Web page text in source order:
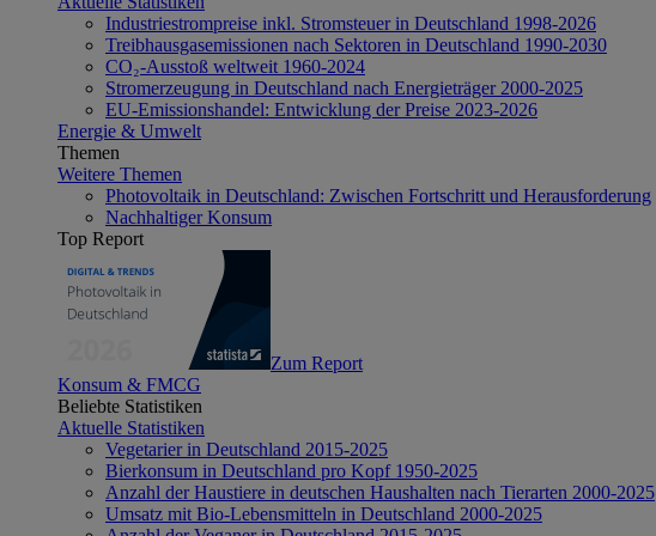
Industriestrompreise inkl. Stromsteuer in Deutschland 1998-2026
Treibhausgasemissionen nach Sektoren in Deutschland 1990-2030
CO₂-Ausstoß weltweit 1960-2024
Stromerzeugung in Deutschland nach Energieträger 2000-2025
EU-Emissionshandel: Entwicklung der Preise 2023-2026
Energie & Umwelt
Themen
Weitere Themen
Photovoltaik in Deutschland: Zwischen Fortschritt und Herausforderung
Nachhaltiger Konsum
Top Report
Zum Report
Konsum & FMCG
Beliebte Statistiken
Aktuelle Statistiken
Vegetarier in Deutschland 2015-2025
Bierkonsum in Deutschland pro Kopf 1950-2025
Anzahl der Haustiere in deutschen Haushalten nach Tierarten 2000-2025
Umsatz mit Bio-Lebensmitteln in Deutschland 2000-2025